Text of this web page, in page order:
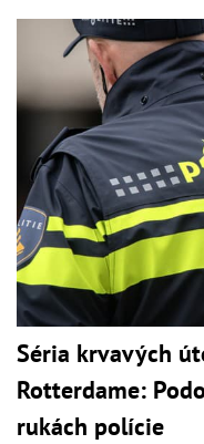
Séria krvavých
Rotterdame:
rukách polície